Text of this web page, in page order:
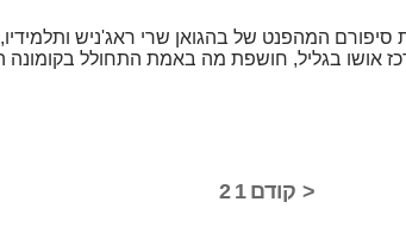
סיפורם המהפנט של בהגואן שרי ראג'ניש
אושו בגליל, חושפת מה באמת התחולל בקומונה
< קודם 1
2